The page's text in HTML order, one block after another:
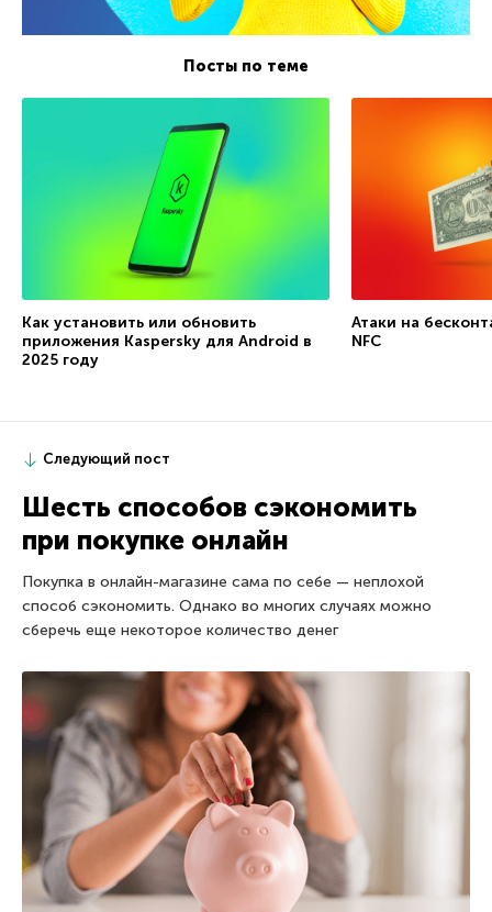
Посты по теме
Как установить или обновить
приложения Kaspersky для Android в
2025 году
Атаки на
NFC
Следующий пост
Шесть способов сэкономить
при покупке онлайн
Покупка в онлайн-магазине сама по себе — неплохой
способ сэкономить. Однако во многих случаях можно
сберечь еще некоторое количество денег